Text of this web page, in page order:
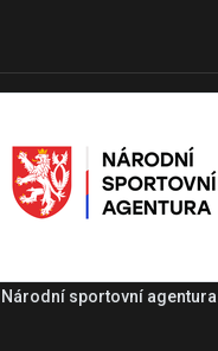
Národní sportovní agentura